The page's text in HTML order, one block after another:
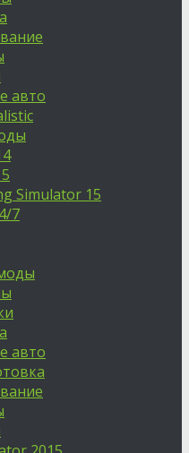
авто
Simulator 15
7
авто